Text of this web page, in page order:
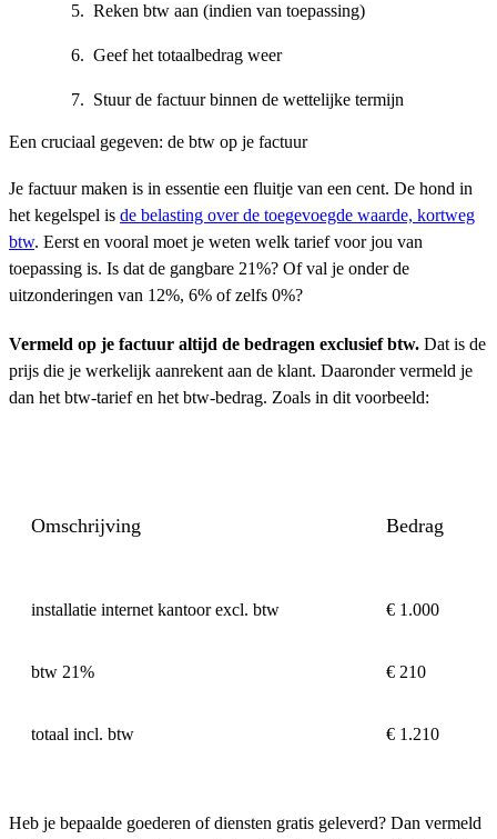
Reken btw aan (indien van toepassing)
Geef het totaalbedrag weer
Stuur de factuur binnen de wettelijke termijn
Een cruciaal gegeven: de btw op je factuur
Je factuur maken is in essentie een fluitje van een cent. De hond in
het kegelspel is de belasting over de toegevoegde waarde, kortweg
btw. Eerst en vooral moet je weten welk tarief voor jou van
toepassing is. Is dat de gangbare 21%? Of val je onder de
uitzonderingen van 12%, 6% of zelfs 0%?
Vermeld op je factuur altijd de bedragen exclusief btw. Dat is de
prijs die je werkelijk aanrekent aan de klant. Daaronder vermeld je
dan het btw-tarief en het btw-bedrag. Zoals in dit voorbeeld:
Omschrijving Bedrag
installatie internet kantoor excl. btw € 1.000
btw 21% € 210
totaal incl. btw € 1.210
Heb je bepaalde goederen of diensten gratis geleverd? Dan vermeld